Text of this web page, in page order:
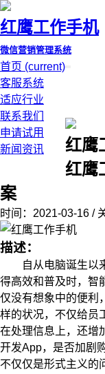
红鹰工作手机
微信营销管理系统
首页 (current)
客服系统
适应行业
联系我们
申请试用
新闻资讯
红鹰
红鹰
案
时间：2021-03-16 /
描述：
自从电脑诞生以来
得高效和普及时，智
仅没有想象中的便
样的状况，不仅给员
在处理信息上，还增
开发App，是否加剧
不仅仅是形式主义的